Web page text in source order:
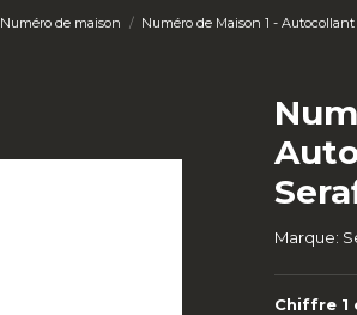
Numéro de maison Numéro de Maison 1 -
Marque:
Chiffre 1